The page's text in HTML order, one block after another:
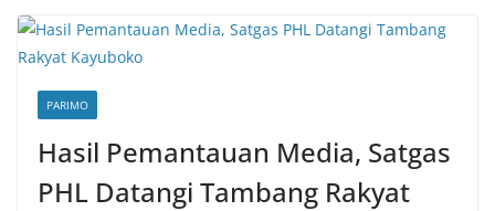
PARIMO
Hasil Pemantauan Media, Satgas
PHL Datangi Tambang Rakyat